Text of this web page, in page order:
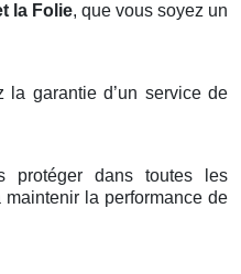
la Folie, que vous soyez un
la garantie d’un service de
protéger dans toutes les
la performance de